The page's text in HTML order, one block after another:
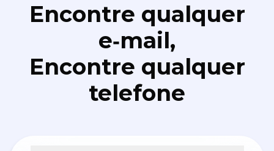
Encontre qualquer
e‑mail,
Encontre qualquer
telefone